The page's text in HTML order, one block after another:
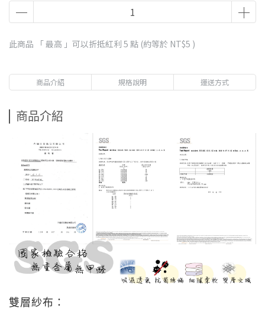
此商品 「 最高 」可以折抵紅利 5 點 (約等於 NT$5 )
商品介紹 規格說明 運送方式
商品介紹
雙層紗布：